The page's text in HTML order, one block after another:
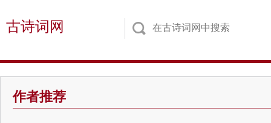
古诗词网
作者推荐